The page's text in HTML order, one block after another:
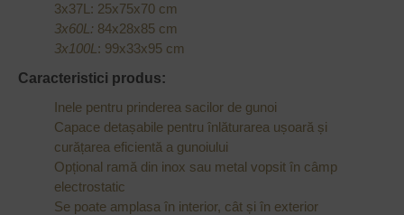
3x37L: 25x75x70 cm
3x60L: 84x28x85 cm
3x100L : 99x33x95 cm
Caracteristici produs:
Inele pentru prinderea sacilor de gunoi
Capace detașabile pentru înlăturarea ușoară și
curățarea eficientă a gunoiului
Opțional ramă din inox sau metal vopsit în câmp
electrostatic
Se poate amplasa în interior, cât și în exterior